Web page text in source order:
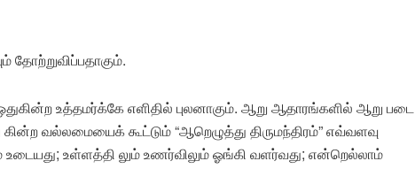
உத்தமர்க்கே எளிதில் புலனாகும். ஆறு ஆதாரங்களில் ஆறு படை
வல்லமையைக் கூட்டும் “ஆறெழுத்து திருமந்திரம்” எவ்வளவு
உள்ளத்தி லும் உணர்விலும் ஓங்கி வளர்வது; என்றெல்லாம்